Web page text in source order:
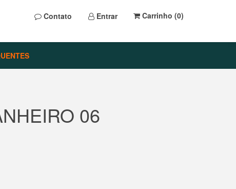
Contato Entrar Carrinho (0)
06